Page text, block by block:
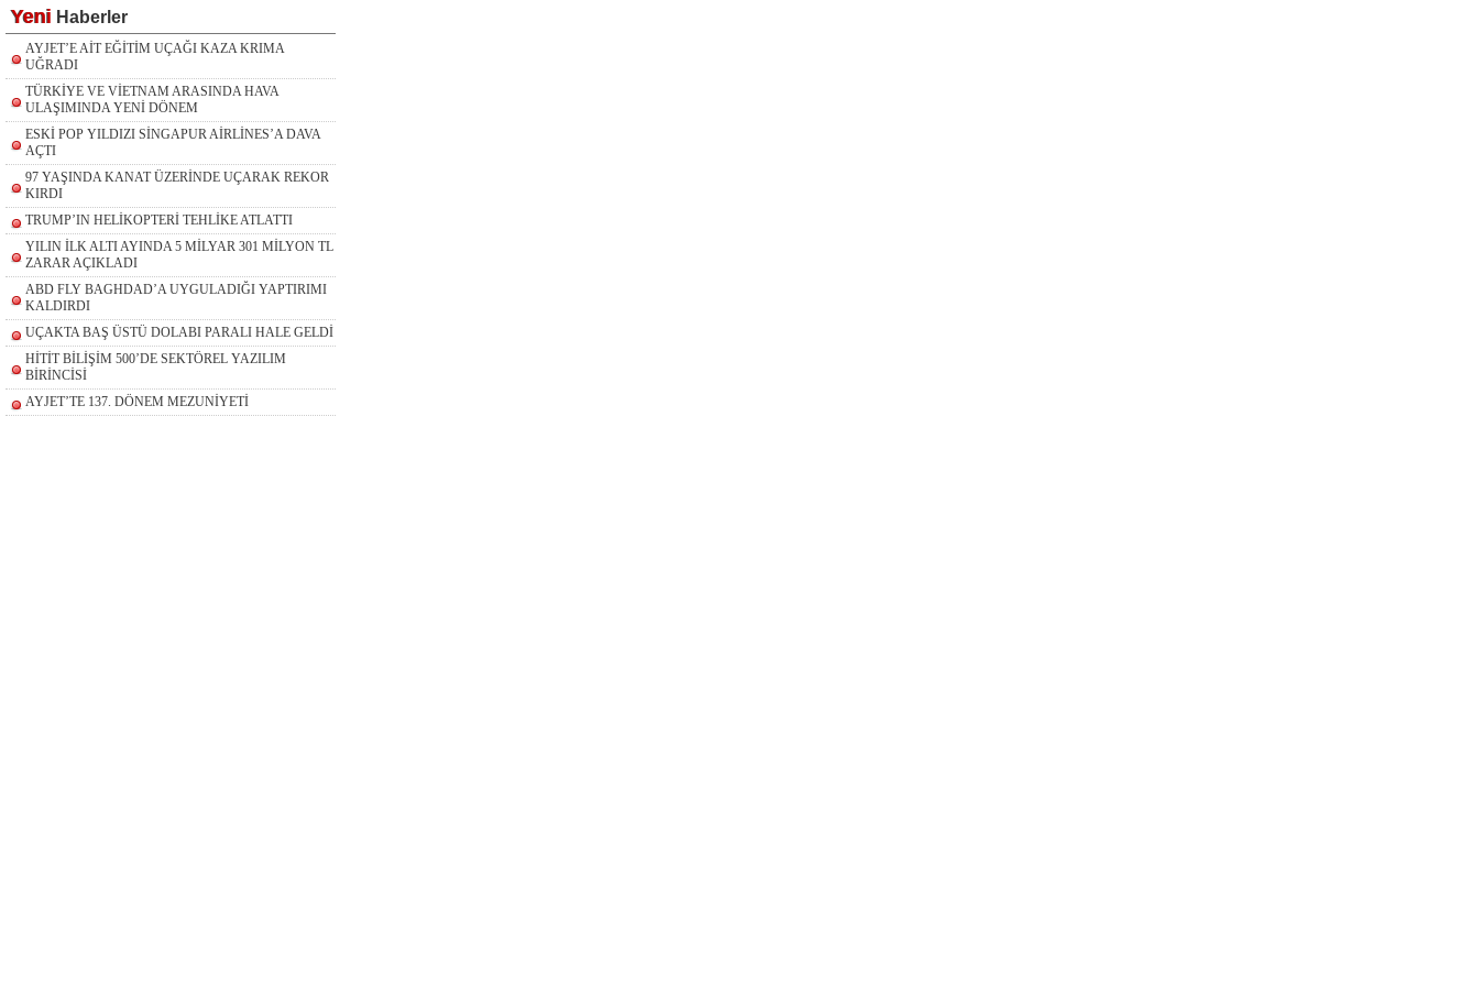
Yeni Haberler
AYJET’E AİT EĞİTİM UÇAĞI KAZA KRIMA
UĞRADI
TÜRKİYE VE VİETNAM ARASINDA HAVA
ULAŞIMINDA YENİ DÖNEM
ESKİ POP YILDIZI SİNGAPUR AİRLİNES’A DAVA
AÇTI
97 YAŞINDA KANAT ÜZERİNDE UÇARAK REKOR
KIRDI
TRUMP’IN HELİKOPTERİ TEHLİKE ATLATTI
YILIN İLK ALTI AYINDA 5 MİLYAR 301 MİLYON TL
ZARAR AÇIKLADI
ABD FLY BAGHDAD’A UYGULADIĞI YAPTIRIMI
KALDIRDI
UÇAKTA BAŞ ÜSTÜ DOLABI PARALI HALE GELDİ
HİTİT BİLİŞİM 500’DE SEKTÖREL YAZILIM
BİRİNCİSİ
AYJET’TE 137. DÖNEM MEZUNİYETİ